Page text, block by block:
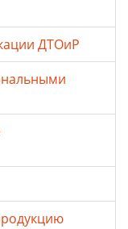
ДТОиР